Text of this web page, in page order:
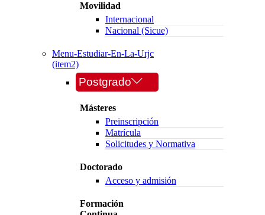
Movilidad
Internacional
Nacional (Sicue)
Menu-Estudiar-En-La-Urjc
(item2)
Postgrado
Másteres
Preinscripción
Matrícula
Solicitudes y Normativa
Doctorado
Acceso y admisión
Formación